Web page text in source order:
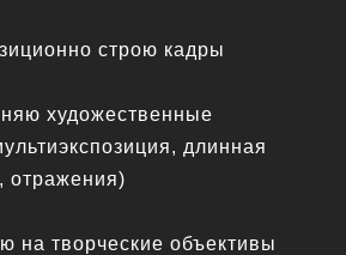
строю кадры
художественные
длинная
отражения)
на творческие объективы